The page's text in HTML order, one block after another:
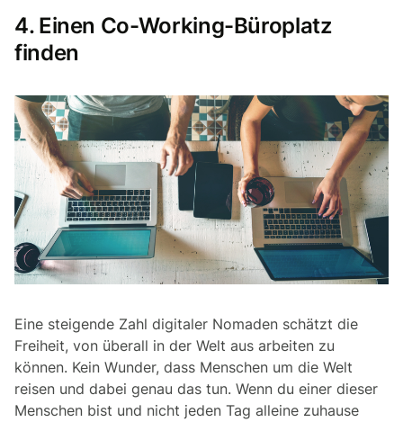
4. Einen Co-Working-Büroplatz
finden
Eine steigende Zahl digitaler Nomaden schätzt die
Freiheit, von überall in der Welt aus arbeiten zu
können. Kein Wunder, dass Menschen um die Welt
reisen und dabei genau das tun. Wenn du einer dieser
Menschen bist und nicht jeden Tag alleine zuhause